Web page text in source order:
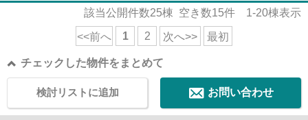
該当公開件数25棟 空き数15件 1-20棟表示
<<前へ 1 2 次へ>> 最初
チェックした物件をまとめて
お問い合わせ
検討リストに追加